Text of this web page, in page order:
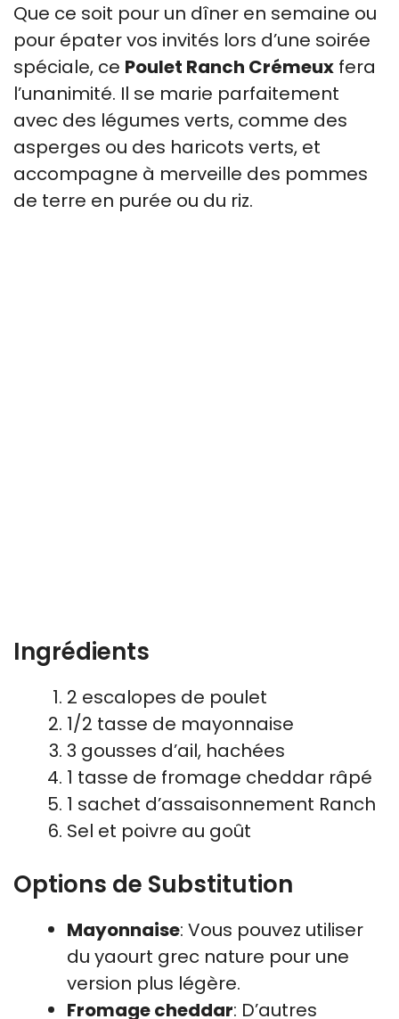
Que ce soit pour un dîner en semaine ou
pour épater vos invités lors d’une soirée
spéciale, ce Poulet Ranch Crémeux fera
l’unanimité. Il se marie parfaitement
avec des légumes verts, comme des
asperges ou des haricots verts, et
accompagne à merveille des pommes
de terre en purée ou du riz.
Ingrédients
2 escalopes de poulet
1/2 tasse de mayonnaise
3 gousses d’ail, hachées
1 tasse de fromage cheddar râpé
1 sachet d’assaisonnement Ranch
Sel et poivre au goût
Options de Substitution
Mayonnaise: Vous pouvez utiliser
du yaourt grec nature pour une
version plus légère.
Fromage cheddar: D’autres